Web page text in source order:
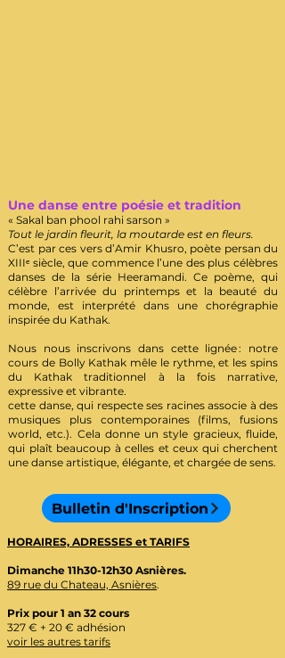
Une danse entre poésie et tradition
« Sakal ban phool rahi sarson »
Tout le jardin fleurit, la moutarde est en fleurs.
C’est par ces vers d’Amir Khusro, poète persan du
XIIIᵉ siècle, que commence l’une des plus célèbres
danses de la série Heeramandi. Ce poème, qui
célèbre l’arrivée du printemps et la beauté du
monde, est interprété dans une chorégraphie
inspirée du Kathak.
Nous nous inscrivons dans cette lignée : notre
cours de Bolly Kathak mêle le rythme, et les spins
du Kathak traditionnel à la fois narrative,
expressive et vibrante.
cette danse, qui respecte ses racines associe à des
musiques plus contemporaines (films, fusions
world, etc.). Cela donne un style gracieux, fluide,
qui plaît beaucoup à celles et ceux qui cherchent
une danse artistique, élégante, et chargée de sens.
Bulletin d'Inscription
HORAIRES, ADRESSES et TARIFS
Dimanche 11h30-12h30 Asnières.
89 rue du Chateau, Asnières.
Prix pour 1 an 32 cours
327 € + 20 € adhésion
voir les autres tarifs